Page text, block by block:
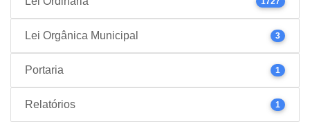
Lei Orgânica Municipal 3
Portaria 1
Relatórios 1